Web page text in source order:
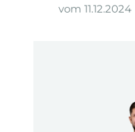
vom 11.12.2024